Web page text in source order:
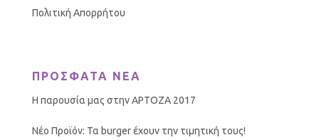
Πολιτική Απορρήτου
ΠΡΟΣΦΑΤΑ ΝΕΑ
Η παρουσία μας στην ΑΡΤΟΖΑ 2017
Νέο Προϊόν: Τα burger έχουν την τιμητική τους!